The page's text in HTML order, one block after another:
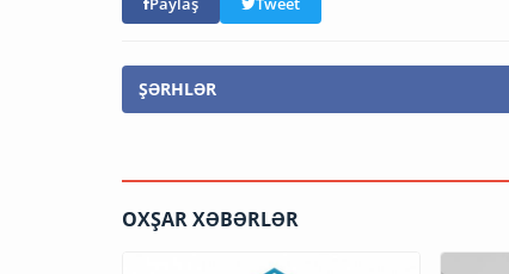
ŞƏRHLƏR
OXŞAR XƏBƏRLƏR